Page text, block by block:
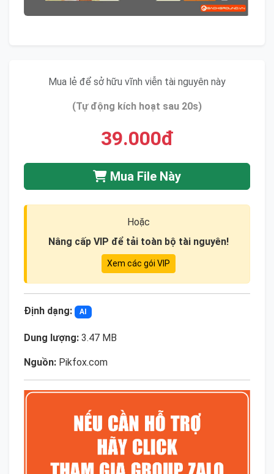
Mua lẻ để sở hữu vĩnh viễn tài nguyên này
(Tự động kích hoạt sau 20s)
39.000đ
Mua File Này
Hoặc
Nâng cấp VIP để tải toàn bộ tài nguyên!
Xem các gói VIP
Định dạng: AI
Dung lượng: 3.47 MB
Nguồn: Pikfox.com